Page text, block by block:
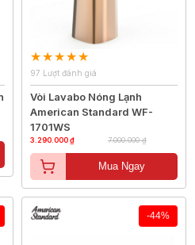
97 Lượt đánh giá
Vòi Lavabo Nóng Lạnh
American Standard WF-
1701WS
3.290.000 ₫ 7.000.000 ₫
Mua Ngay
-44%